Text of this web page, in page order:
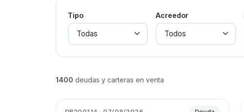
Tipo Acreedor
1400 deudas y carteras en venta